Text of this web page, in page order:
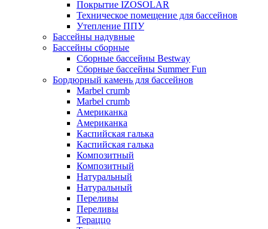
Покрытие IZOSOLAR
Техническое помещение для бассейнов
Утепление ППУ
Бассейны надувные
Бассейны сборные
Сборные бассейны Bestway
Сборные бассейны Summer Fun
Бордюрный камень для бассейнов
Marbel crumb
Marbel crumb
Американка
Американка
Каспийская галька
Каспийская галька
Композитный
Композитный
Натуральный
Натуральный
Переливы
Переливы
Тераццо